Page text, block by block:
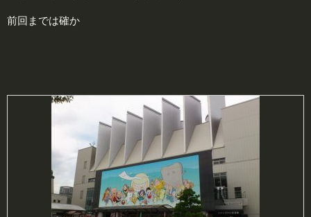
前回までは確か